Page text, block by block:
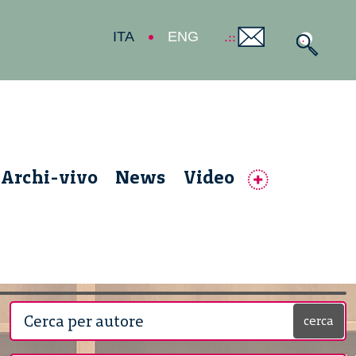
ITA ENG
Archi-vivo News Video
cerca